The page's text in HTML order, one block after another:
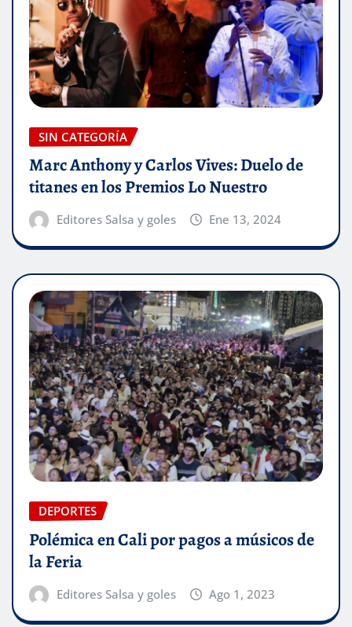
SIN CATEGORÍA
Marc Anthony y Carlos Vives: Duelo de
titanes en los Premios Lo Nuestro
Editores Salsa y goles Ene 13, 2024
DEPORTES
Polémica en Cali por pagos a músicos de
la Feria
Editores Salsa y goles Ago 1, 2023